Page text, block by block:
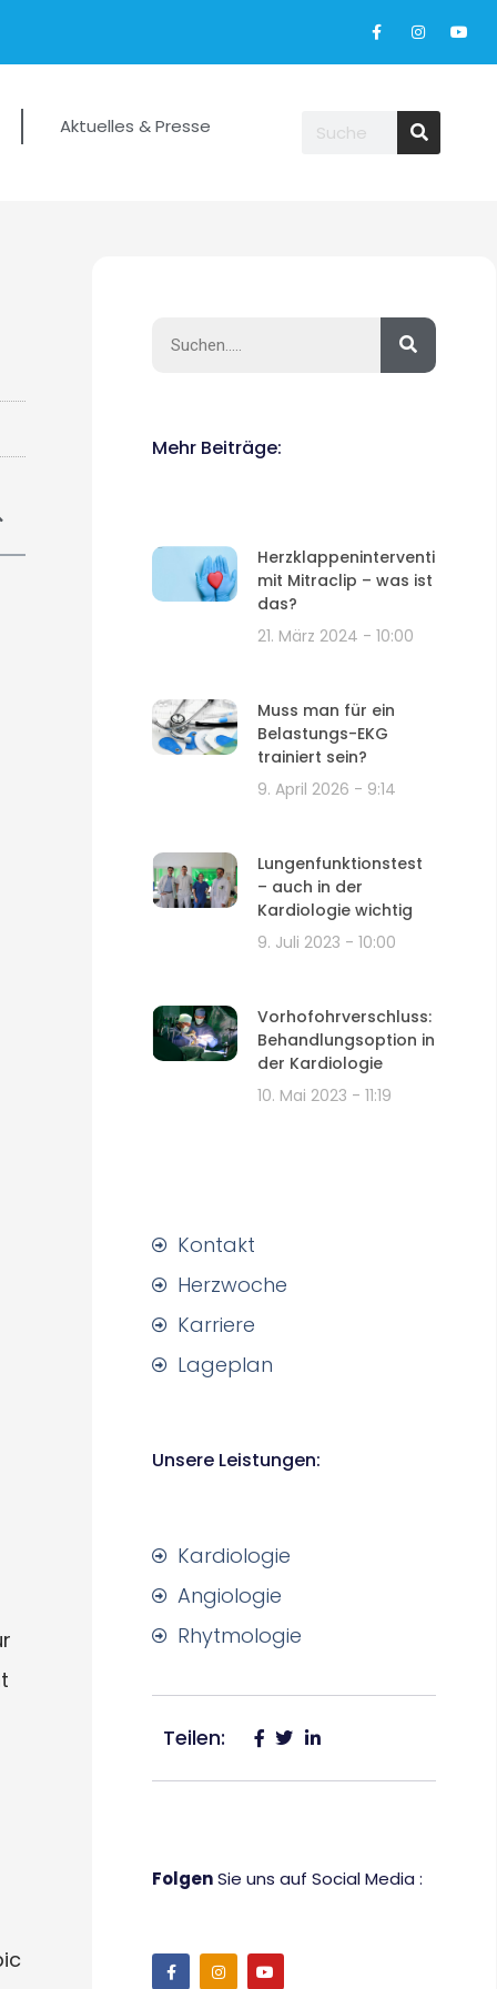
Aktuelles & Presse
Mehr Beiträge:
Herzklappenintervention
mit Mitraclip – was ist
das?
21. März 2024
10:00
Muss man für ein
Belastungs-EKG
trainiert sein?
9. April 2026
9:14
Lungenfunktionstest
– auch in der
Kardiologie wichtig
9. Juli 2023
10:00
Vorhofohrverschluss:
Behandlungsoption in
der Kardiologie
10. Mai 2023
11:19
Kontakt
Herzwoche
Karriere
Lageplan
Unsere Leistungen:
Kardiologie
Angiologie
Rhytmologie
Teilen:
FolgenSie uns auf Social Media :